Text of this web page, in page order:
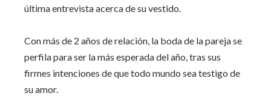
última entrevista acerca de su vestido.
Con más de 2 años de relación, la boda de la pareja se
perfila para ser la más esperada del año, tras sus
firmes intenciones de que todo mundo sea testigo de
su amor.